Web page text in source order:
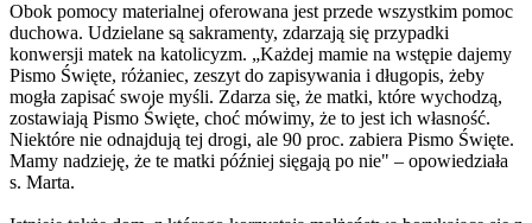
Obok pomocy materialnej oferowana jest przede wszystkim pomoc
duchowa. Udzielane są sakramenty, zdarzają się przypadki
konwersji matek na katolicyzm. „Każdej mamie na wstępie dajemy
Pismo Święte, różaniec, zeszyt do zapisywania i długopis, żeby
mogła zapisać swoje myśli. Zdarza się, że matki, które wychodzą,
zostawiają Pismo Święte, choć mówimy, że to jest ich własność.
Niektóre nie odnajdują tej drogi, ale 90 proc. zabiera Pismo Święte.
Mamy nadzieję, że te matki później sięgają po nie" – opowiedziała
s. Marta.